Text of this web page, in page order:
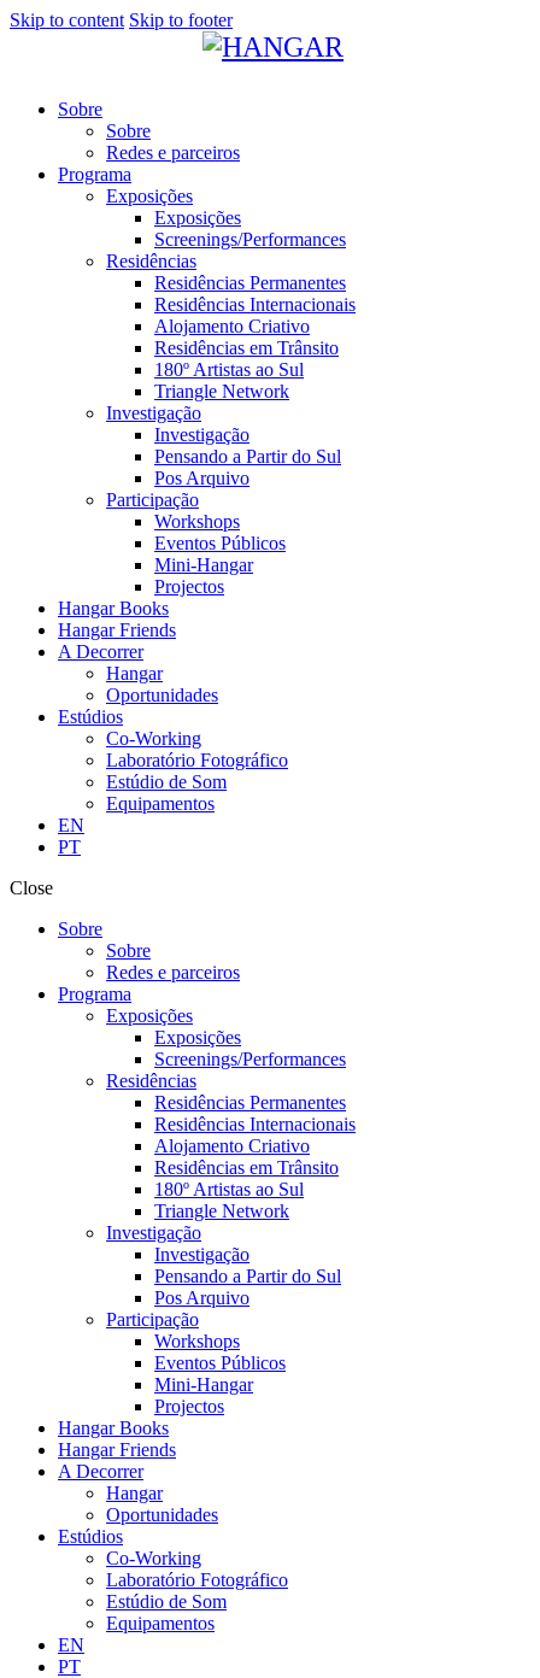
Skip to content Skip to footer
Sobre
Sobre
Redes e parceiros
Programa
Exposições
Exposições
Screenings/Performances
Residências
Residências Permanentes
Residências Internacionais
Alojamento Criativo
Residências em Trânsito
180º Artistas ao Sul
Triangle Network
Investigação
Investigação
Pensando a Partir do Sul
Pos Arquivo
Participação
Workshops
Eventos Públicos
Mini-Hangar
Projectos
Hangar Books
Hangar Friends
A Decorrer
Hangar
Oportunidades
Estúdios
Co-Working
Laboratório Fotográfico
Estúdio de Som
Equipamentos
EN
PT
Close
Sobre
Sobre
Redes e parceiros
Programa
Exposições
Exposições
Screenings/Performances
Residências
Residências Permanentes
Residências Internacionais
Alojamento Criativo
Residências em Trânsito
180º Artistas ao Sul
Triangle Network
Investigação
Investigação
Pensando a Partir do Sul
Pos Arquivo
Participação
Workshops
Eventos Públicos
Mini-Hangar
Projectos
Hangar Books
Hangar Friends
A Decorrer
Hangar
Oportunidades
Estúdios
Co-Working
Laboratório Fotográfico
Estúdio de Som
Equipamentos
EN
PT